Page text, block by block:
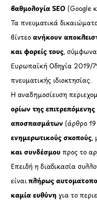
βαθμολογία SEO (Google
Τα πνευματικά
βίντεοανήκουν
και φορείς τους, σύμφωνα
Ευρωπαϊκή Οδηγία 2019/
πνευματικής ιδιοκτησίας.
Η αναδημοσίευση
ορίων της
αποσπασμάτων (άρθρο
ενημερωτικούς σκοπούς,
και συνδέσμου προς το
Επειδή η διαδικασία
είναιπλήρως
καμία ευθύνη για το